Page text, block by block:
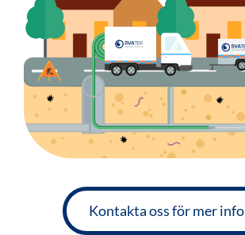
Kontakta oss för mer info